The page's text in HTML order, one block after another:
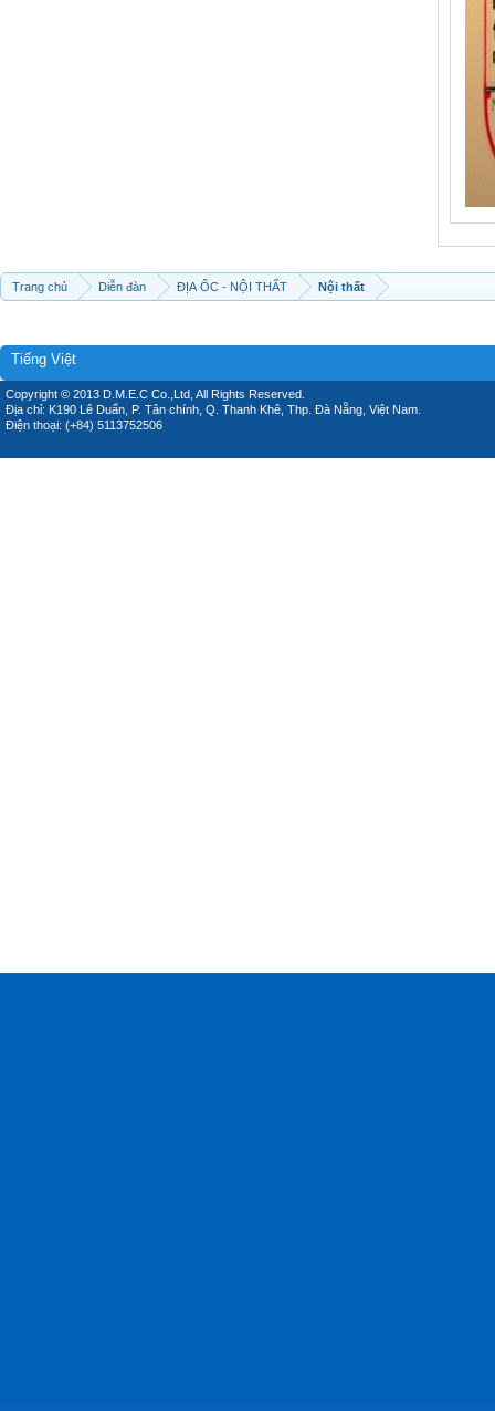
Trang chủ Diễn đàn ĐỊA ỐC - NỘI THẤT Nội thất
Tiếng Việt
Copyright © 2013 D.M.E.C Co.,Ltd, All Rights Reserved.
Địa chỉ: K190 Lê Duẩn, P. Tân chính, Q. Thanh Khê, Thp. Đà Nẵng, Việt Nam.
Điện thoại: (+84) 5113752506